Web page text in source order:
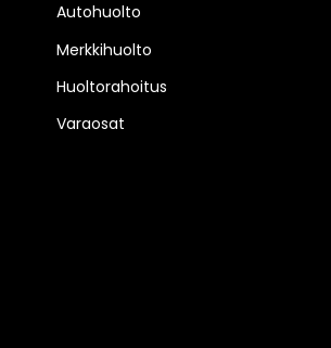
Autohuolto
Merkkihuolto
Huoltorahoitus
Varaosat